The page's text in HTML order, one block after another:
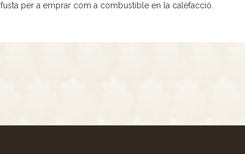
fusta per a emprar com a combustible en la calefacció.